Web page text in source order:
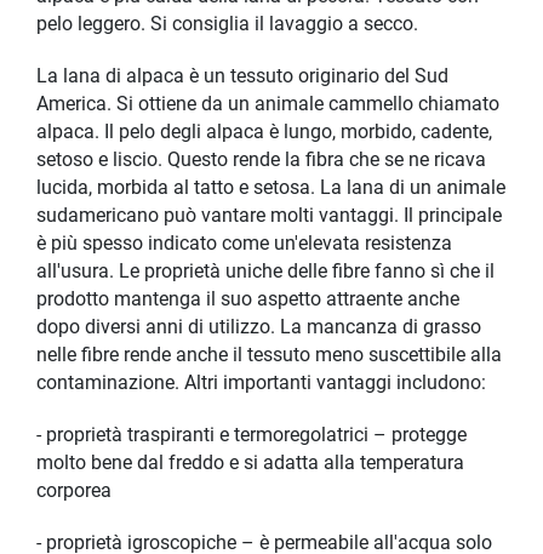
pelo leggero. Si consiglia il lavaggio a secco.
La lana di alpaca è un tessuto originario del Sud
America. Si ottiene da un animale cammello chiamato
alpaca. Il pelo degli alpaca è lungo, morbido, cadente,
setoso e liscio. Questo rende la fibra che se ne ricava
lucida, morbida al tatto e setosa. La lana di un animale
sudamericano può vantare molti vantaggi. Il principale
è più spesso indicato come un'elevata resistenza
all'usura. Le proprietà uniche delle fibre fanno sì che il
prodotto mantenga il suo aspetto attraente anche
dopo diversi anni di utilizzo. La mancanza di grasso
nelle fibre rende anche il tessuto meno suscettibile alla
contaminazione. Altri importanti vantaggi includono:
- proprietà traspiranti e termoregolatrici – protegge
molto bene dal freddo e si adatta alla temperatura
corporea
- proprietà igroscopiche – è permeabile all'acqua solo